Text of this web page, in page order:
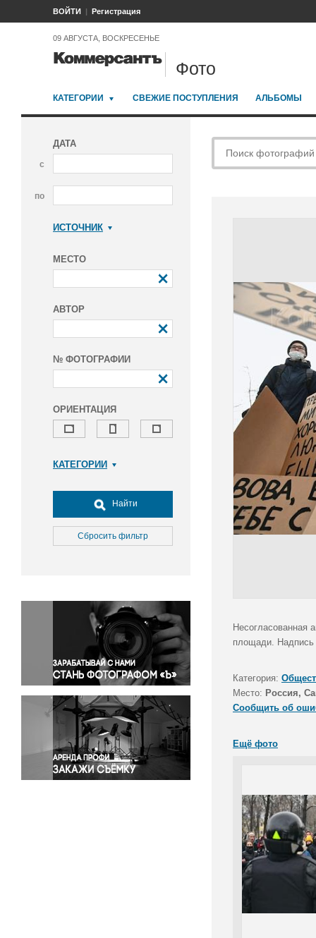
ВОЙТИ Регистрация
09 АВГУСТА, ВОСКРЕСЕНЬЕ
Фото
КАТЕГОРИИ СВЕЖИЕ ПОСТУПЛЕНИЯ АЛЬБОМЫ
ДАТА
с
по
ИСТОЧНИК
МЕСТО
АВТОР
№ ФОТОГРАФИИ
ОРИЕНТАЦИЯ
КАТЕГОРИИ
Досуг, туризм и отдых
Культура
Медицина
Окружающая среда
Политика
Правосудие
Происшествия и конфликты
Религия
Светская жизнь
Спорт
Экология
Экономика и бизнес
Найти
Сбросить фильтр
Несогласованная
площади. Надпись
Категория:
Место: Россия,
Сообщить об
Ещё фото